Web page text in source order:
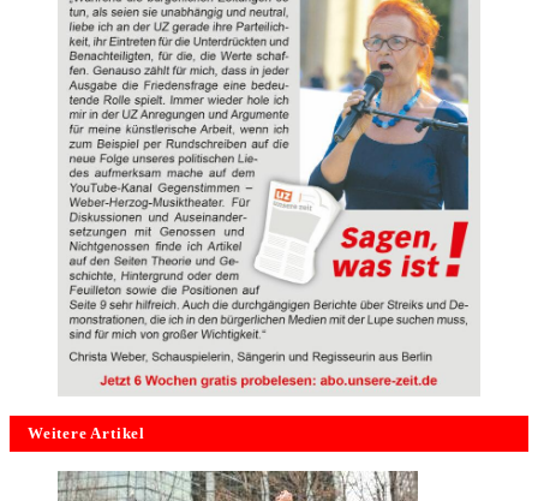
Weitere Artikel